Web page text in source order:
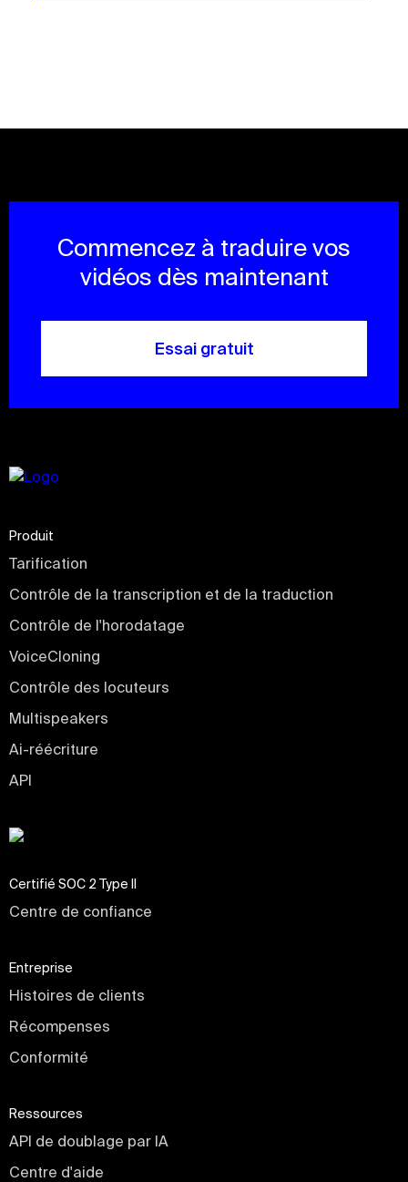
Commencez à traduire vos
vidéos dès maintenant
Essai gratuit
Produit
Tarification
Contrôle de la transcription et de la traduction
Contrôle de l'horodatage
VoiceCloning
Contrôle des locuteurs
Multispeakers
Ai-réécriture
API
Certifié SOC 2 Type II
Centre de confiance
Entreprise
Histoires de clients
Récompenses
Conformité
Ressources
API de doublage par IA
Centre d'aide